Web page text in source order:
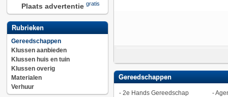
Plaats advertentie gratis
Rubrieken
Gereedschappen
Klussen aanbieden
Klussen huis en tuin
Klussen overig
Materialen
Verhuur
Gereedschappen
- 2e Hands Gereedschap -